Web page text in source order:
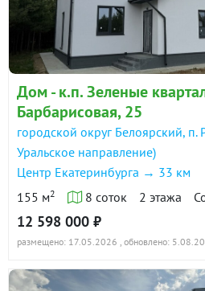
Дом - к.п. Зеленые
Барбарисовая, 25
городской округ Белоярский, п.
Уральское направление)
Центр Екатеринбурга → 33 км
155 м2 8 соток 2 этажа
12 598 000 ₽
размещено: 17.05.2026 , обновлено: